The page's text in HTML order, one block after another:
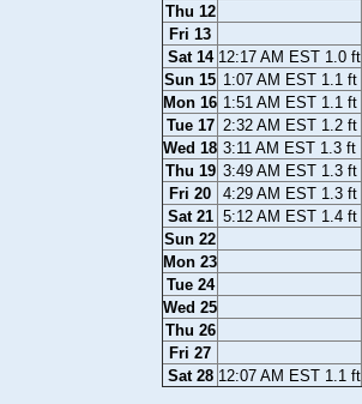
Thu 12
Fri 13
Sat 14 12:17 AM EST 1.0 ft
Sun 15 1:07 AM EST 1.1 ft
Mon 16 1:51 AM EST 1.1 ft
Tue 17 2:32 AM EST 1.2 ft
Wed 18 3:11 AM EST 1.3 ft
Thu 19 3:49 AM EST 1.3 ft
Fri 20
4:29 AM EST 1.3 ft
Sat 21 5:12 AM EST 1.4 ft
Sun 22
Mon 23
Tue 24
Wed 25
Thu 26
Fri 27
Sat 28 12:07 AM EST 1.1 ft